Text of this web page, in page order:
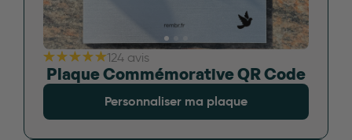
124 avis
Plaque Commémorative QR Code
Personnaliser ma plaque